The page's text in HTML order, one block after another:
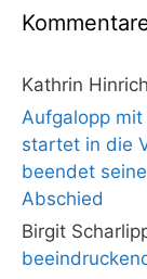
Kathrin
Aufgalopp
startet in die
beendet
Abschied
Birgit